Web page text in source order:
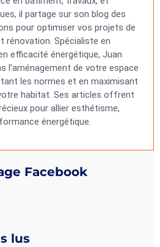
Facebook
lus
il partage sur son blog des
pour optimiser vos projets de
rénovation. Spécialiste en
efficacité énergétique, Juan
l’aménagement de votre espace
les normes et en maximisant
habitat. Ses articles offrent
pour allier esthétisme,
énergétique.